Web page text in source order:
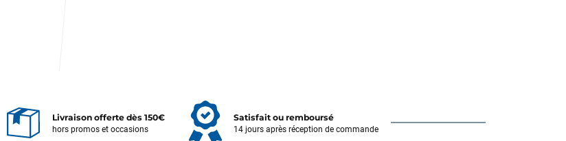
Livraison offerte dès 150€
hors promos et occasions
Satisfait ou remboursé
14 jours après réception de commande